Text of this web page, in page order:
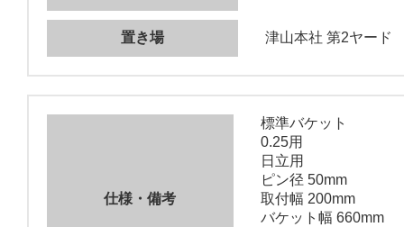
置き場 津山本社 第2ヤード
仕様・備考
標準バケット
0.25用
日立用
ピン径 50mm
取付幅 200mm
バケット幅 660mm